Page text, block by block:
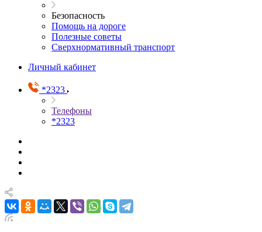
Безопасность
Помощь на дороге
Полезные советы
Сверхнормативный транспорт
Личный кабинет
*2323
Телефоны
*2323